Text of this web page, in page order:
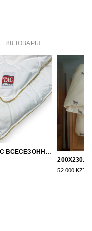
88 ТОВАРЫ
155Х215 TAC ВСЕСЕЗОННОЕ ХЛОПКОВОЕ ОДЕЯЛО ИЗ БАМБУКОВОГО ВОЛОКНА
52 000 KZT